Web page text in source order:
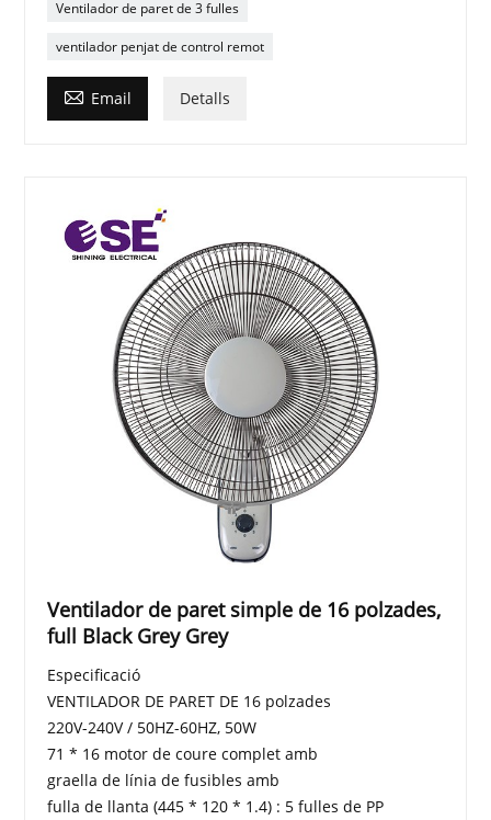
Ventilador de paret de 3 fulles
ventilador penjat de control remot
 Email Detalls
Ventilador de paret simple de 16 polzades,
full Black Grey Grey
Especificació
VENTILADOR DE PARET DE 16 polzades
220V-240V / 50HZ-60HZ, 50W
71 * 16 motor de coure complet amb
graella de línia de fusibles amb
fulla de llanta (445 * 120 * 1.4) : 5 fulles de PP